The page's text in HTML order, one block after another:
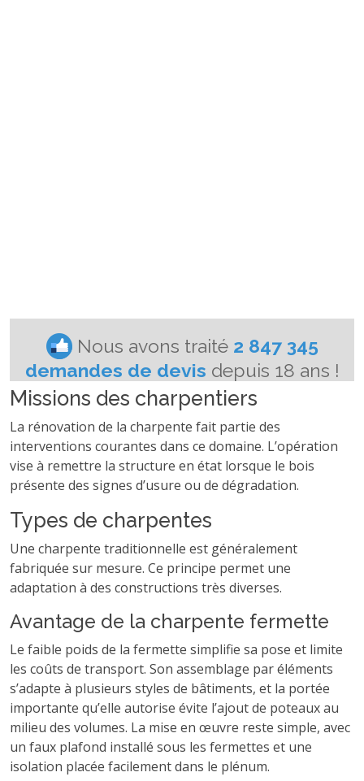
Missions des charpentiers
La rénovation de la charpente fait partie des
interventions courantes dans ce domaine. L’opération
vise à remettre la structure en état lorsque le bois
présente des signes d’usure ou de dégradation.
Types de charpentes
Une charpente traditionnelle est généralement
fabriquée sur mesure. Ce principe permet une
adaptation à des constructions très diverses.
Avantage de la charpente fermette
Le faible poids de la fermette simplifie sa pose et limite
les coûts de transport. Son assemblage par éléments
s’adapte à plusieurs styles de bâtiments, et la portée
importante qu’elle autorise évite l’ajout de poteaux au
milieu des volumes. La mise en œuvre reste simple, avec
un faux plafond installé sous les fermettes et une
isolation placée facilement dans le plénum.